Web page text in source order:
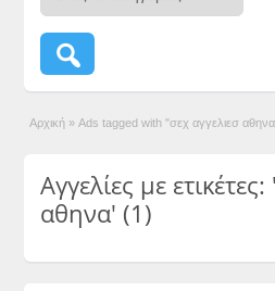
Αρχική » Ads tagged with "σεχ αγγελιεσ
Αγγελίες με
αθηνα' (1)